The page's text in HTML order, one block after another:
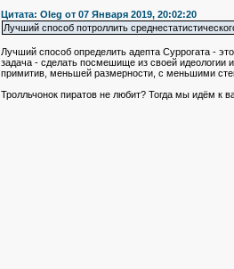
Цитата: Oleg от 07 Января 2019, 20:02:20
Лучший способ потроллить
Лучший способ определить адепта Суррогата -
задача - сделать посмешище из своей идеологии
примитив, меньшей размерности, с меньшими
Тролльчонок пиратов не любит? Тогда мы идём к